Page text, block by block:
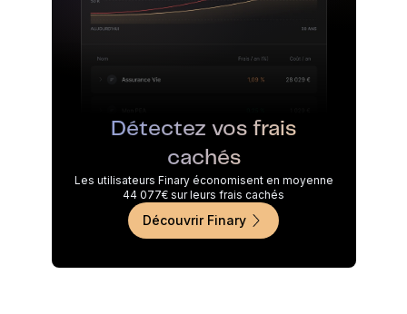
Détectez vos frais
cachés
Les utilisateurs Finary économisent en moyenne
44 077€ sur leurs frais cachés
Découvrir Finary